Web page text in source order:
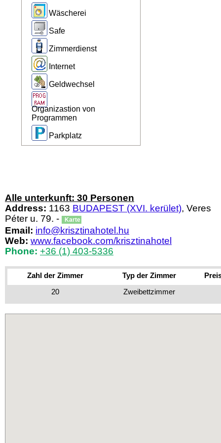
Wäscherei
Safe
Zimmerdienst
Internet
Geldwechsel
Organizastion von
Programmen
Parkplatz
Alle unterkunft: 30 Personen
Address: 1163 BUDAPEST (XVI. kerület), Veres
Péter u. 79. -
Karte
Email: info@krisztinahotel.hu
Web: www.facebook.com/krisztinahotel
Phone: +36 (1) 403-5336
Zahl der Zimmer Typ der Zimmer
20 Zweibettzimmer